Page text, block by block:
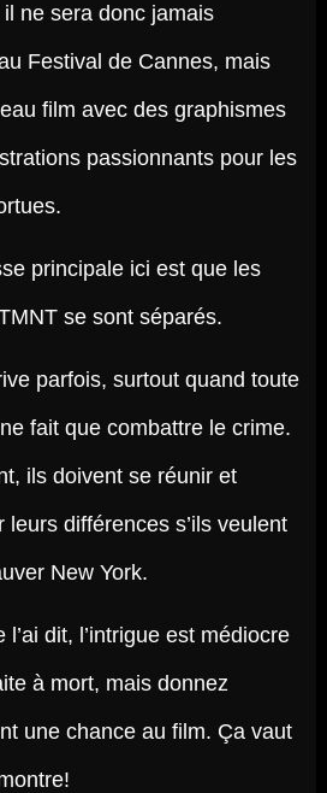
il ne sera donc jamais
Festival de Cannes, mais
film avec des graphismes
passionnants pour les
principale ici est que les
se sont séparés.
parfois, surtout quand toute
fait que combattre le crime.
ils doivent se réunir et
leurs différences s’ils veulent
New York.
l’ai dit, l’intrigue est médiocre
à mort, mais donnez
une chance au film. Ça vaut